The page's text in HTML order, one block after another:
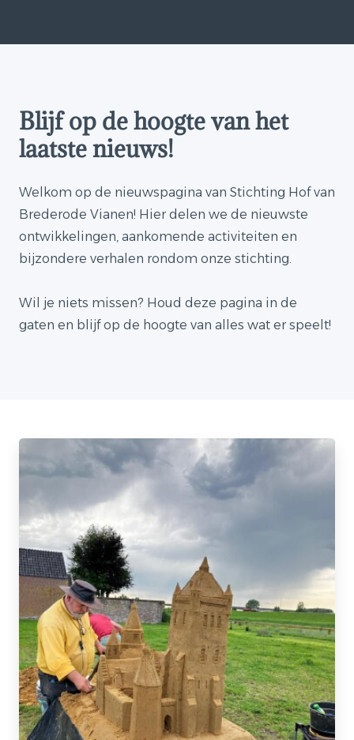
Blijf op de hoogte van het
laatste nieuws!
Welkom op de nieuwspagina van Stichting Hof van
Brederode Vianen! Hier delen we de nieuwste
ontwikkelingen, aankomende activiteiten en
bijzondere verhalen rondom onze stichting.
Wil je niets missen? Houd deze pagina in de
gaten en blijf op de hoogte van alles wat er speelt!